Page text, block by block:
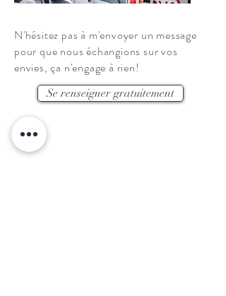
N'hésitez pas à m'envoyer un message
pour que nous échangions sur vos
envies, ça n'engage à rien!
Se renseigner gratuitement